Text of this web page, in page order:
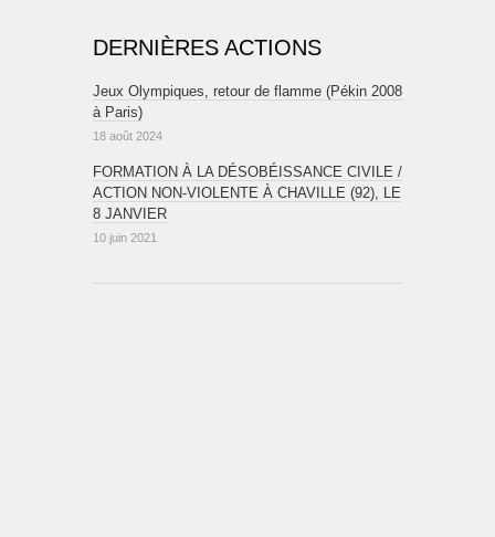
DERNIÈRES ACTIONS
Jeux Olympiques, retour de flamme (Pékin 2008
à Paris)
18 août 2024
FORMATION À LA DÉSOBÉISSANCE CIVILE /
ACTION NON-VIOLENTE À CHAVILLE (92), LE
8 JANVIER
10 juin 2021